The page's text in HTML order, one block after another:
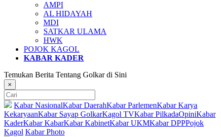
AMPI
AL HIDAYAH
MDI
SATKAR ULAMA
HWK
POJOK KAGOL
KABAR KADER
Temukan Berita Tentang Golkar di Sini
×
Kabar NasionalKabar DaerahKabar ParlemenKabar Karya
KekaryaanKabar Sayap GolkarKagol TVKabar PilkadaOpiniKabar
KaderKabar KabarKabar KabinetKabar UKMKabar DPPPojok
Kagol Kabar Photo